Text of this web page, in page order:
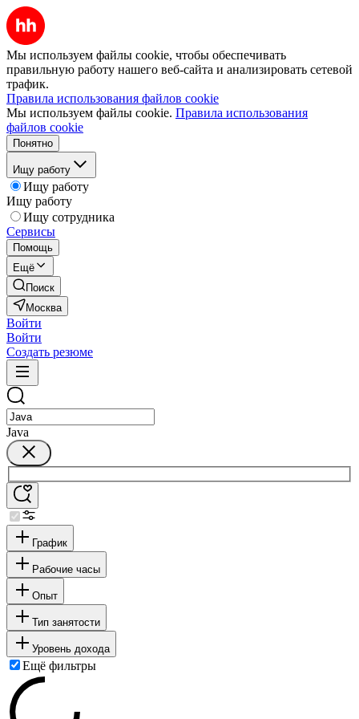
Мы используем файлы cookie, чтобы обеспечивать
правильную работу нашего веб-сайта и анализировать сетевой
трафик.
Правила использования файлов cookie
Мы используем файлы cookie. Правила использования
файлов cookie
Понятно
Ищу работу
Ищу работу
Ищу работу
Ищу сотрудника
Сервисы
Помощь
Ещё
Поиск
Москва
Войти
Войти
Создать резюме
Java
График
Рабочие часы
Опыт
Тип занятости
Уровень дохода
Ещё фильтры